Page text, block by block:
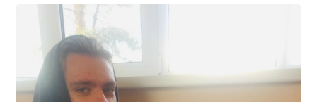
Стипендии и меры поддержки обучающихся
Платные образовательные услуги
Финансово-хозяйственная деятельность
Вакантные места для приёма (перевода)
Международное сотрудничество